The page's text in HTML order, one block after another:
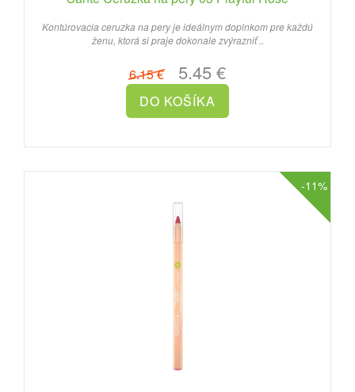
Kontúrovacia ceruzka na pery je ideálnym doplnkom pre každú
ženu, ktorá si praje dokonale zvýrazniť ..
6.15 €5.45 €
-11%